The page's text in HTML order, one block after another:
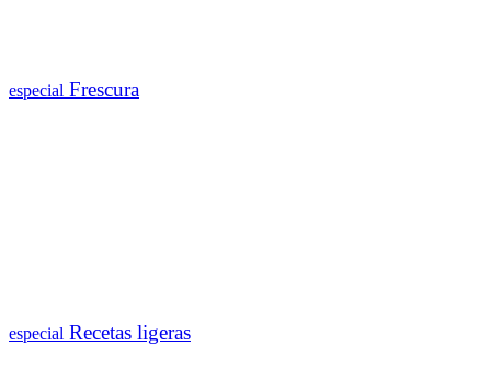
especial Frescura
especial Recetas ligeras